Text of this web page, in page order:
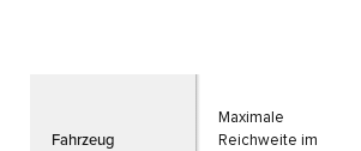
Maximale
Reichweite im
Fahrzeug